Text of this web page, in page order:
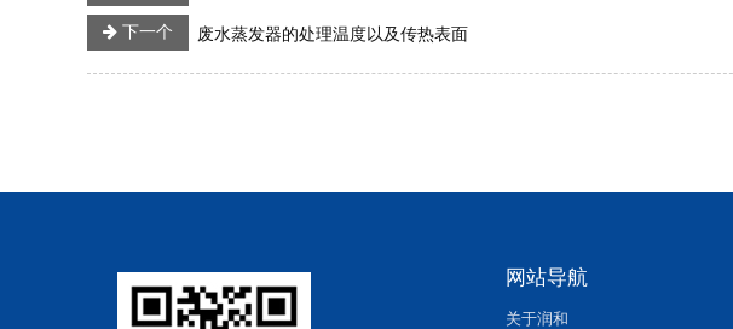
下一个 废水蒸发器的处理温度以及传热表面
网站导航
关于润和